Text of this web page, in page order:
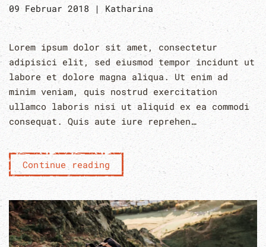
09 Februar 2018 | Katharina
Lorem ipsum dolor sit amet, consectetur
adipisici elit, sed eiusmod tempor incidunt ut
labore et dolore magna aliqua. Ut enim ad
minim veniam, quis nostrud exercitation
ullamco laboris nisi ut aliquid ex ea commodi
consequat. Quis aute iure reprehen…
Continue reading